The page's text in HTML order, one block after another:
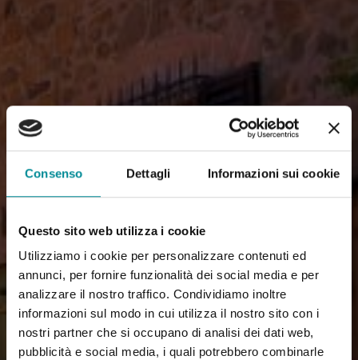
Consenso Dettagli Informazioni sui cookie
Questo sito web utilizza i cookie
Utilizziamo i cookie per personalizzare contenuti ed
annunci, per fornire funzionalità dei social media e per
analizzare il nostro traffico. Condividiamo inoltre
informazioni sul modo in cui utilizza il nostro sito con i
nostri partner che si occupano di analisi dei dati web,
pubblicità e social media, i quali potrebbero combinarle